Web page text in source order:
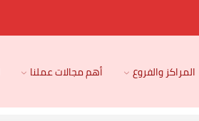
المراكز والفروع أهم مجالات عملنا